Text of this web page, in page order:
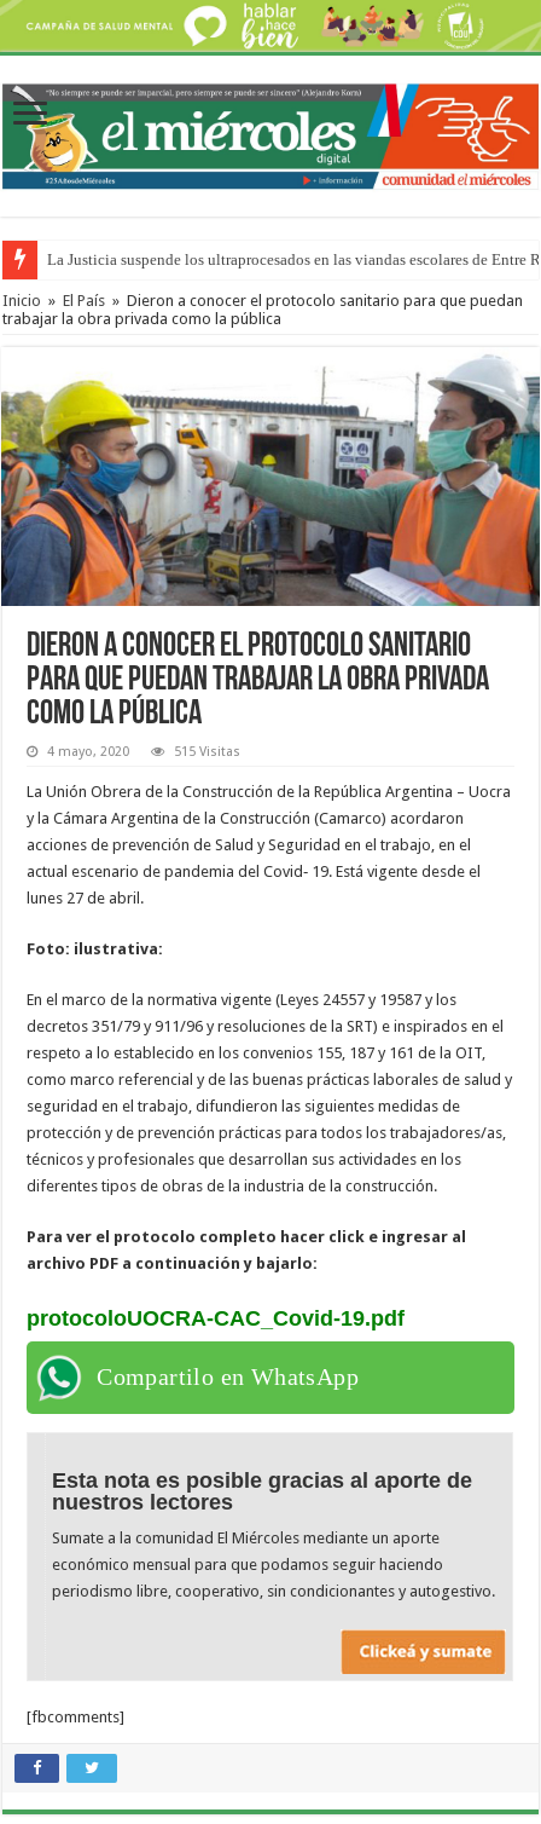
Se presentará la obra “La Runfla de los Macanos”
Inicio » El País » Dieron a conocer el protocolo sanitario para que puedan
trabajar la obra privada como la pública
Dieron a conocer el protocolo sanitario
para que puedan trabajar la obra privada
como la pública
4 mayo, 2020 515 Visitas
La Unión Obrera de la Construcción de la República Argentina – Uocra
y la Cámara Argentina de la Construcción (Camarco) acordaron
acciones de prevención de Salud y Seguridad en el trabajo, en el
actual escenario de pandemia del Covid‐ 19. Está vigente desde el
lunes 27 de abril.
Foto: ilustrativa:
En el marco de la normativa vigente (Leyes 24557 y 19587 y los
decretos 351/79 y 911/96 y resoluciones de la SRT) e inspirados en el
respeto a lo establecido en los convenios 155, 187 y 161 de la OIT,
como marco referencial y de las buenas prácticas laborales de salud y
seguridad en el trabajo, difundieron las siguientes medidas de
protección y de prevención prácticas para todos los trabajadores/as,
técnicos y profesionales que desarrollan sus actividades en los
diferentes tipos de obras de la industria de la construcción.
Para ver el protocolo completo hacer click e ingresar al
archivo PDF a continuación y bajarlo:
protocoloUOCRA-CAC_Covid-19.pdf
Compartilo en WhatsApp
Esta nota es posible gracias al aporte de
nuestros lectores
Sumate a la comunidad El Miércoles mediante un aporte
económico mensual para que podamos seguir haciendo
periodismo libre, cooperativo, sin condicionantes y autogestivo.
[fbcomments]